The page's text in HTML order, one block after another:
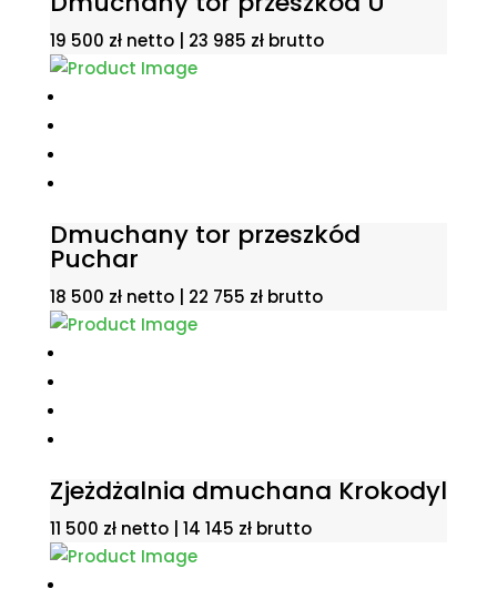
19 500 zł netto | 23 985 złbrutto
Dmuchany tor przeszkód
Puchar
18 500 zł netto | 22 755 złbrutto
Zjeżdżalnia dmuchana Krokodyl
11 500 zł netto | 14 145 złbrutto